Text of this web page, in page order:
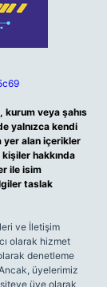
veya şahıs
yalnızca kendi
yer alan içerikler
hakkında
ile isim
taslak
ve İletişim
olarak hizmet
denetleme
üyelerimiz
üye olarak